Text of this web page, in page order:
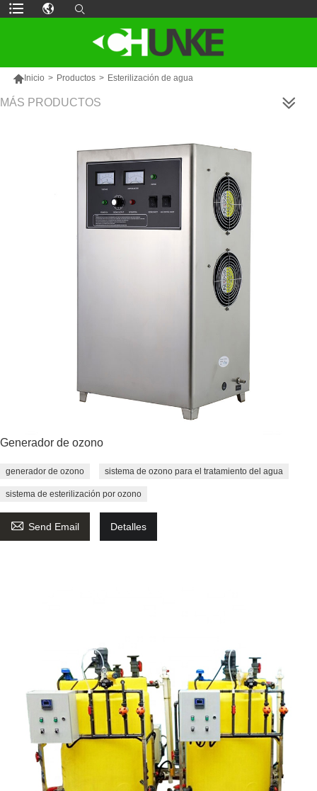
Inicio > Productos > Esterilización de agua
MÁS PRODUCTOS
Generador de ozono
generador de ozono sistema de ozono para el tratamiento del agua
sistema de esterilización por ozono
 Send Email Detalles